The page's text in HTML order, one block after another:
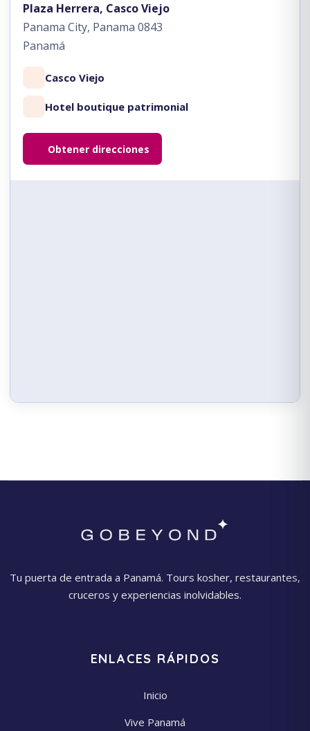
Plaza Herrera, Casco Viejo
Panama City, Panama 0843
Panamá
Casco Viejo
Hotel boutique patrimonial
Obtener direcciones
Tu puerta de entrada a Panamá. Tours kosher, restaurantes,
cruceros y experiencias inolvidables.
ENLACES RÁPIDOS
Inicio
Vive Panamá